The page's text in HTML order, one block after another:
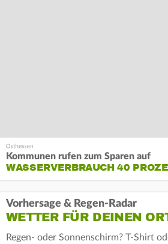
Kommunen rufen zum Sparen auf
WASSERVERBRAUCH 40
Vorhersage & Regen-Radar
WETTER FÜR DEINEN
Regen- oder Sonnenschirm? T-Shirt